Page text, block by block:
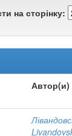
на сторінку:
Автор(и)